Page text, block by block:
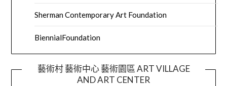
Sherman Contemporary Art Foundation
BiennialFoundation
藝術村 藝術中心 藝術園區 ART VILLAGE
AND ART CENTER